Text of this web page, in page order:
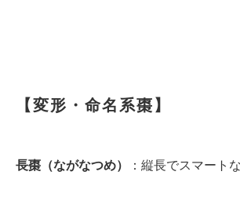
【変形・命名系棗】
長棗（ながなつめ） ：縦長でスマート